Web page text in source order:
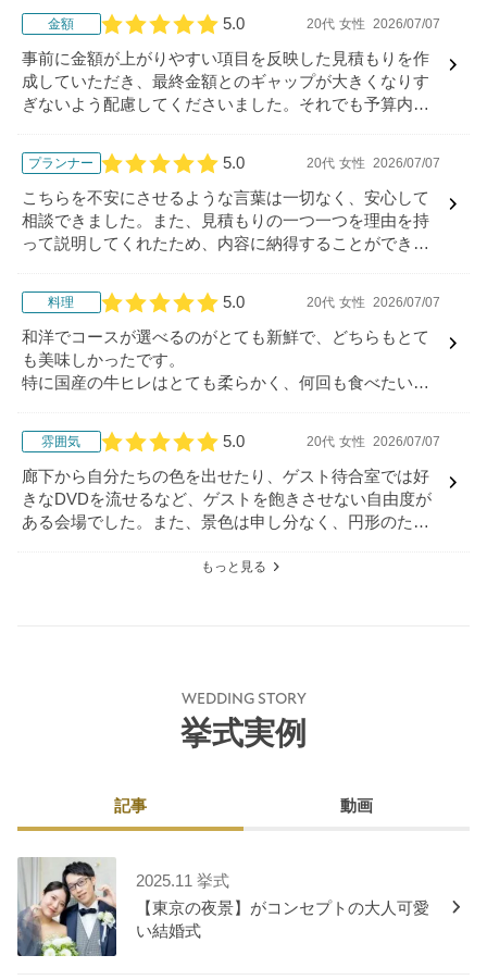
金額
口コミ評価
5.0 20代 女性 2026/07/07
事前に金額が上がりやすい項目を反映した見積もりを作
成していただき、最終金額とのギャップが大きくなりす
ぎないよう配慮してくださいました。それでも予算内に
プランナー
口コミ評価
5.0 20代 女性 2026/07/07
こちらを不安にさせるような言葉は一切なく、安心して
相談できました。また、見積もりの一つ一つを理由を持
って説明してくれたため、内容に納得することができま
料理
口コミ評価
5.0 20代 女性 2026/07/07
和洋でコースが選べるのがとても新鮮で、どちらもとて
も美味しかったです。
特に国産の牛ヒレはとても柔らかく、何回も食べたいと
雰囲気
口コミ評価
5.0 20代 女性 2026/07/07
廊下から自分たちの色を出せたり、ゲスト待合室では好
きなDVDを流せるなど、ゲストを飽きさせない自由度が
ある会場でした。また、景色は申し分なく、円形のた
もっと見る
WEDDING STORY
挙式実例
記事 動画
2025.11 挙式
【東京の夜景】がコンセプトの大人可愛
い結婚式